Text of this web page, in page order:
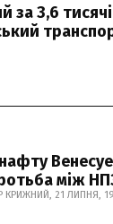
за 3,6
між
КРИЖНИЙ, 21 ЛИПНЯ,